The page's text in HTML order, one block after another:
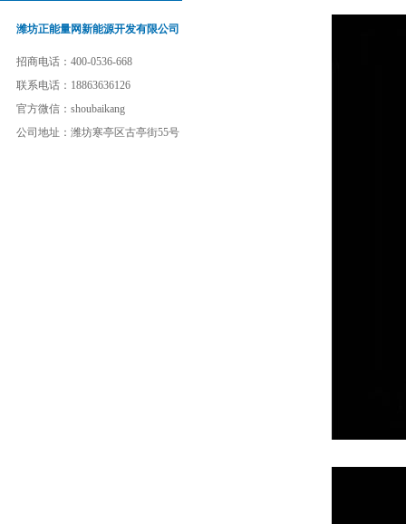
潍坊正能量网新能源开发有限公司
招商电话：400-0536-668
联系电话：18863636126
官方微信：shoubaikang
公司地址：潍坊寒亭区古亭街55号